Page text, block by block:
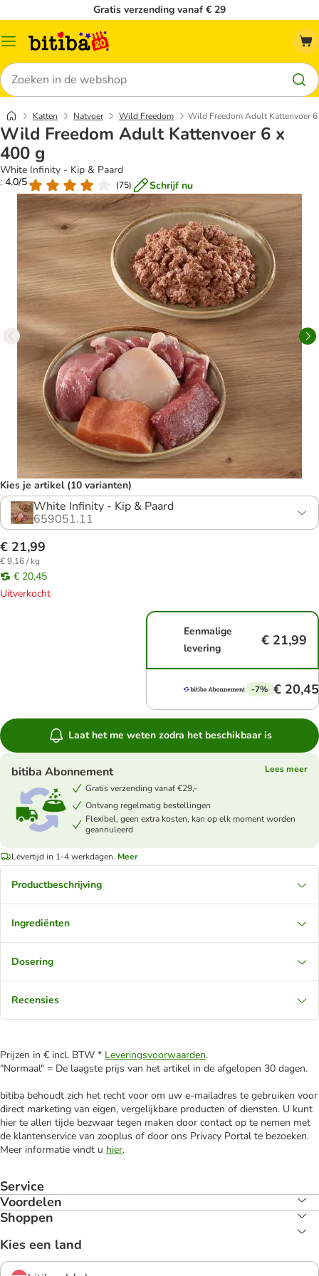
Gratis verzending vanaf € 29
Catalogusmenu
Zoeken
Katten Natvoer Wild Freedom Wild Freedom Adult Kattenvoer
Wild Freedom Adult Kattenvoer 6 x
400 g
White Infinity - Kip & Paard
: 4.0/5
(75) Schrijf nu
Kies je artikel (10 varianten)
White Infinity - Kip & Paard
659051.11
€ 21,99
€ 9,16 / kg
€ 20,45
Uitverkocht
Eenmalige
levering
€ 21,99
-7% € 20,45
Laat het me weten zodra het beschikbaar is
bitiba Abonnement
Lees meer
Gratis verzending vanaf €29,-
Ontvang regelmatig bestellingen
Flexibel, geen extra kosten, kan op elk moment worden
geannuleerd
Levertijd in 1-4 werkdagen. Meer
Productbeschrijving
Ingrediënten
Dosering
Recensies
Prijzen in € incl. BTW * Leveringsvoorwaarden.
"Normaal" = De laagste prijs van het artikel in de afgelopen 30 dagen.
bitiba behoudt zich het recht voor om uw e-mailadres te gebruiken voor
direct marketing van eigen, vergelijkbare producten of diensten. U kunt
hier te allen tijde bezwaar tegen maken door contact op te nemen met
de klantenservice van zooplus of door ons Privacy Portal te bezoeken.
Meer informatie vindt u hier.
Service
Voordelen
Shoppen
Kies een land